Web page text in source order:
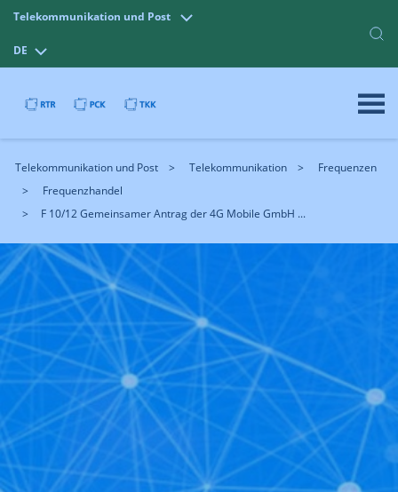
Telekommunikation und Post
DE
Telekommunikation und Post Telekommunikation
Frequenzen
Frequenzhandel
F 10/12 Gemeinsamer Antrag der 4G Mobile GmbH ...